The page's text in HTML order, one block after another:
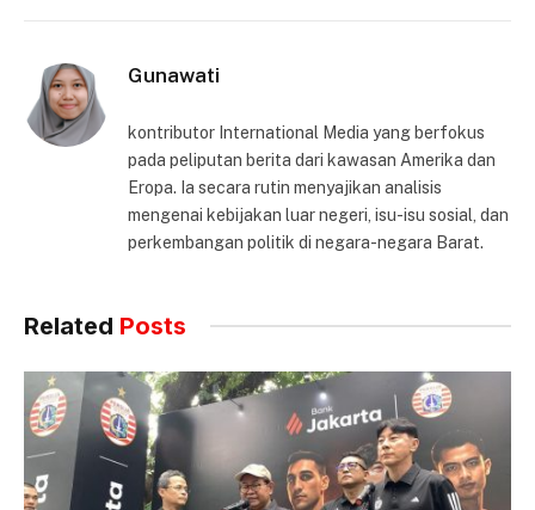
Gunawati
kontributor International Media yang berfokus
pada peliputan berita dari kawasan Amerika dan
Eropa. Ia secara rutin menyajikan analisis
mengenai kebijakan luar negeri, isu-isu sosial, dan
perkembangan politik di negara-negara Barat.
Related Posts